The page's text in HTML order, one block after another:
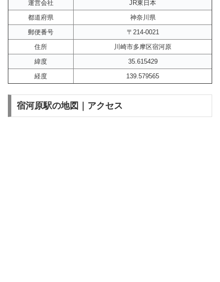
運営会社
JR東日本
都道府県
神奈川県
郵便番号
〒214-0021
住所
川崎市多摩区宿河原
緯度
35.615429
経度
139.579565
宿河原駅の地図｜アクセス